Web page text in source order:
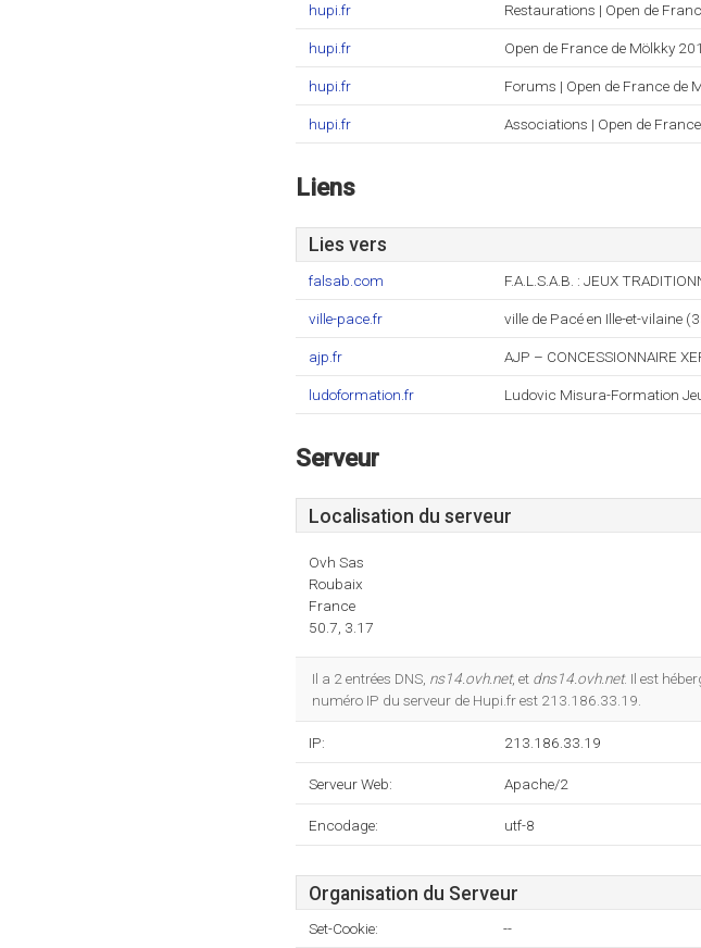
hupi.fr Restaurations | Open de
hupi.fr Open de France de Mölkky
hupi.fr Forums | Open de France de
hupi.fr Associations | Open de
Liens
Lies vers
falsab.com F.A.L.S.A.B. : JEUX
ville-pace.fr ville de Pacé en Ille-et-vilaine
ajp.fr AJP – CONCESSIONNAIRE
ludoformation.fr Ludovic Misura-Formation
Serveur
Localisation du serveur
Ovh Sas
Roubaix
France
50.7, 3.17
Il a 2 entrées DNS, ns14.ovh.net, et dns14.ovh.net. Il est
numéro IP du serveur de Hupi.fr est 213.186.33.19.
IP: 213.186.33.19
Serveur Web: Apache/2
Encodage: utf-8
Organisation du Serveur
Set-Cookie: --